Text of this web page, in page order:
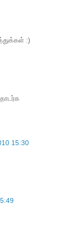
:)
15:30